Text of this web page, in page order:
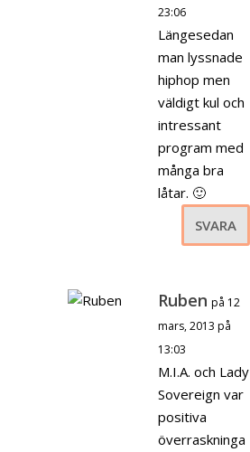
23:06
Längesedan
man lyssnade
hiphop men
väldigt kul och
intressant
program med
många bra
låtar. 🙂
SVARA
Ruben på 12
mars, 2013 på
13:03
M.I.A. och Lady
Sovereign var
positiva
överraskninga